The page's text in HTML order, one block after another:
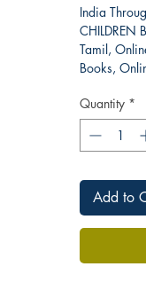
India
CHILDREN
Tamil,
Books,
Quantity *
Add to